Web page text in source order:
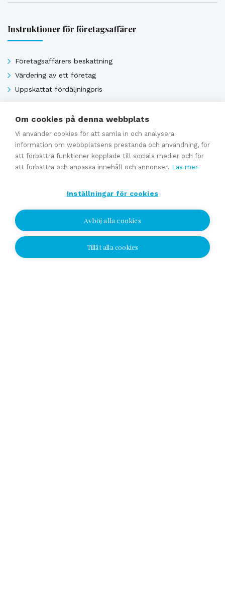
Instruktioner för företagsaffärer
Företagsaffärers beskattning
Värdering av ett företag
Uppskattat fördäljningpris
Experttjänster
Förmedling av en företagsaffär
Generationsväxling och familjeföretagstjänster
Värdering
Uppskattat försäljningpris
Affärsavtal
Jag vill bli kontaktad
Om cookies på denna webbplats
Vi använder cookies för att samla in och analysera
information om webbplatsens prestanda och användning, för
att förbättra funktioner kopplade till sociala medier och för
att förbättra och anpassa innehåll och annonser. Läs mer
Inställningar för cookies
Avböj alla cookies
Tillåt alla cookies